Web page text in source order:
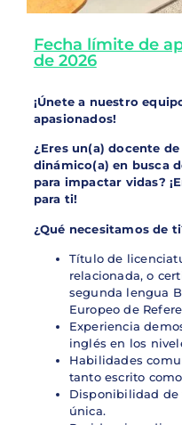
Fecha límite de
de 2026
¡Únete a nuestro
apasionados!
¿Eres un(a) docente
dinámico(a) en busca
para impactar vidas?
para ti!
¿Qué necesitamos de
Título de
relacionada, o
segunda lengua
Europeo de
Experiencia
inglés en los
Habilidades
tanto escrito
Disponibilidad
única.